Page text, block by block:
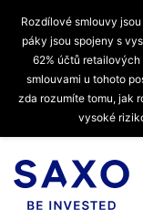
Rozdílové smlouvy
páky jsou spojeny s
62% účtů
smlouvami u tohoto
zda rozumíte tomu, jak
vysoké